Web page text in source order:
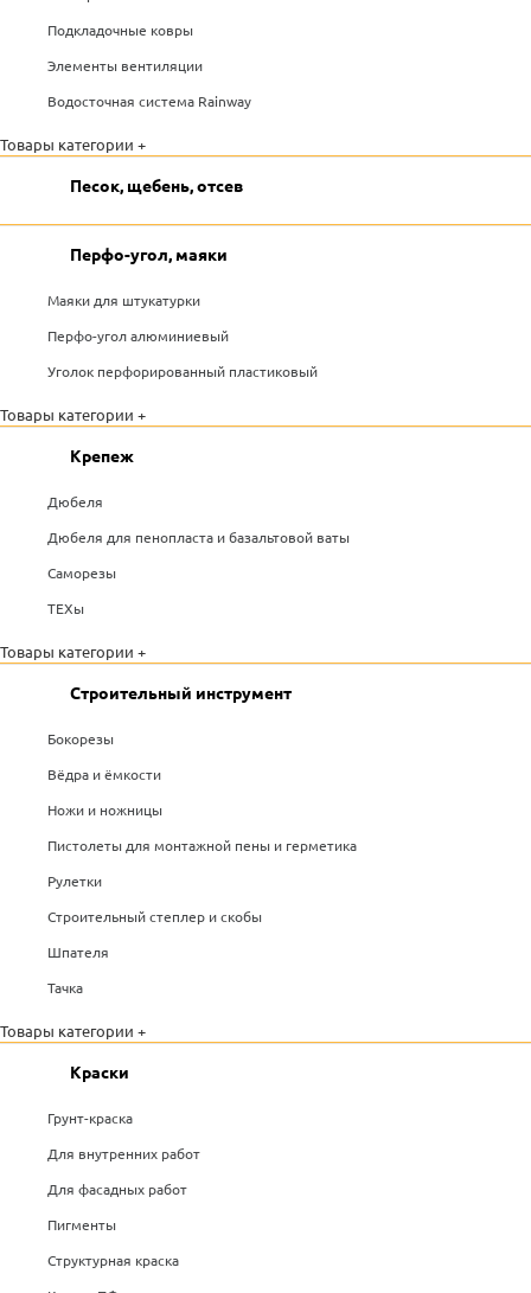
Подкладочные ковры
Элементы вентиляции
Водосточная система Rainway
Товары категории +
Песок, щебень, отсев
Перфо-угол, маяки
Маяки для штукатурки
Перфо-угол алюминиевый
Уголок перфорированный пластиковый
Товары категории +
Крепеж
Дюбеля
Дюбеля для пенопласта и базальтовой ваты
Саморезы
ТЕХы
Товары категории +
Строительный инструмент
Бокорезы
Вёдра и ёмкости
Ножи и ножницы
Пистолеты для монтажной пены и герметика
Рулетки
Строительный степлер и скобы
Шпателя
Тачка
Товары категории +
Краски
Грунт-краска
Для внутренних работ
Для фасадных работ
Пигменты
Структурная краска